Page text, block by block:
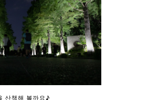
산책해 볼까요♪